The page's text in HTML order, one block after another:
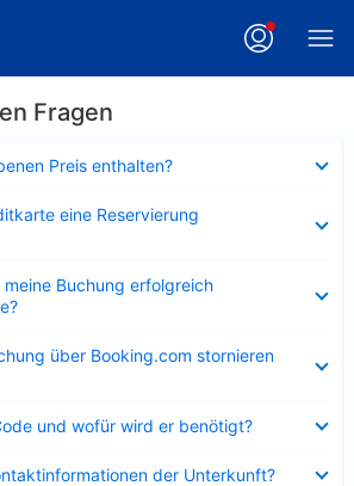
Fragen
Preis enthalten?
eine Reservierung
Buchung erfolgreich
über Booking.com stornieren
und wofür wird er benötigt?
der Unterkunft?